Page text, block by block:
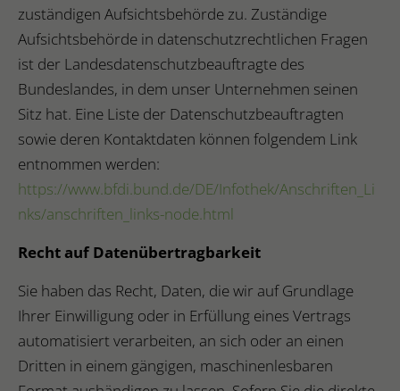
zuständigen Aufsichtsbehörde zu. Zuständige
Aufsichtsbehörde in datenschutzrechtlichen Fragen
ist der Landesdatenschutzbeauftragte des
Bundeslandes, in dem unser Unternehmen seinen
Sitz hat. Eine Liste der Datenschutzbeauftragten
sowie deren Kontaktdaten können folgendem Link
entnommen werden:
https://www.bfdi.bund.de/DE/Infothek/Anschriften_Li
nks/anschriften_links-node.html
Recht auf Datenübertragbarkeit
Sie haben das Recht, Daten, die wir auf Grundlage
Ihrer Einwilligung oder in Erfüllung eines Vertrags
automatisiert verarbeiten, an sich oder an einen
Dritten in einem gängigen, maschinenlesbaren